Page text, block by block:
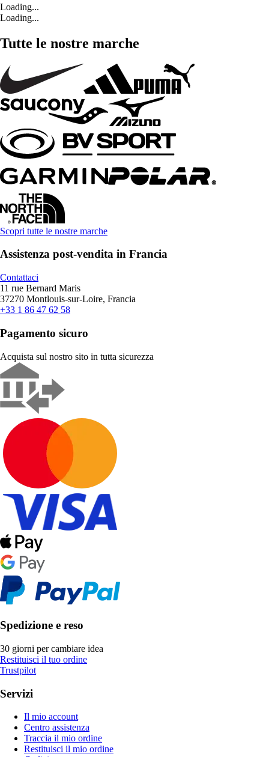
Loading...
Loading...
Tutte le nostre marche
Scopri tutte le nostre marche
Assistenza post-vendita in Francia
Contattaci
11 rue Bernard Maris
37270 Montlouis-sur-Loire, Francia
+33 1 86 47 62 58
Pagamento sicuro
Acquista sul nostro sito in tutta sicurezza
Spedizione e reso
30 giorni per cambiare idea
Restituisci il tuo ordine
Trustpilot
Servizi
Il mio account
Centro assistenza
Traccia il mio ordine
Restituisci il mio ordine